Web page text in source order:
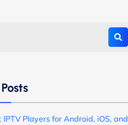
IPTV Players for Android, iOS, and